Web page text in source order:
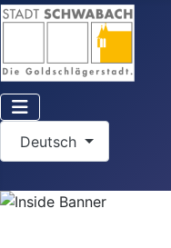
Deutsch